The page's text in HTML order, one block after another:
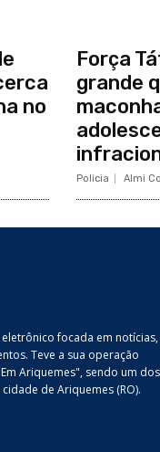
no
Força
grande
Policia Almi
focada em notícias,
Teve a sua operação
Ariquemes", sendo um dos
de Ariquemes (RO).